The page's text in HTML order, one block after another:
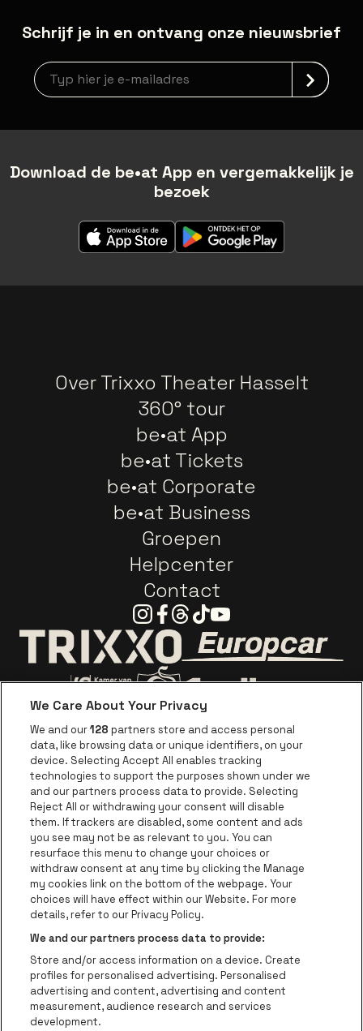
Schrijf je in en ontvang onze nieuwsbrief
Nieuwsbrief aanmelding
Download de be•at App en vergemakkelijk je
bezoek
Over Trixxo Theater Hasselt
360° tour
be•at App
be•at Tickets
be•at Corporate
be•at Business
Groepen
Helpcenter
Contact
Instagram
Facebook
Threads
TiktokYoutube
Ga naar de website van Trixxo
Ga naar de website van Voka Limburg
Ga naar de website
Ga naar de website van Coca-Cola
Ga naar de website van
Ga naar de
Ga naar de website van Champagne
Ga naar de website
Ga naar de website van Het logo
Ga naar de
Ga naar de website van Holiday Inn
Ga naar de website
Ga naar de
Trixxo Theater Hasselt is een deel van be•at
Trixxo Theater Hasselt
Gouverneur Verwilghensingel 70, 3500 Hasselt
Be-At Venues
Schijnpoortweg 119, 2170 Antwerpen
BTW (BE) 0461.051.688 - RPR Antwerpen
BNP Paribas Fortis - IBAN: BE93 2200 4925 0067 - BIC:
We Care About Your Privacy
We and our128 partners store and access personal
data, like browsing data or unique identifiers, on your
device. Selecting Accept All enables tracking
technologies to support the purposes shown under we
and our partners process data to provide. Selecting
Reject All or withdrawing your consent will disable
them. If trackers are disabled, some content and ads
you see may not be as relevant to you. You can
resurface this menu to change your choices or
withdraw consent at any time by clicking the Manage
my cookies link on the bottom of the webpage. Your
choices will have effect within our Website. For more
details, refer to our Privacy Policy.
We and our partners process data to provide:
Store and/or access information on a device. Create
profiles for personalised advertising. Personalised
advertising and content, advertising and content
measurement, audience research and services
development.